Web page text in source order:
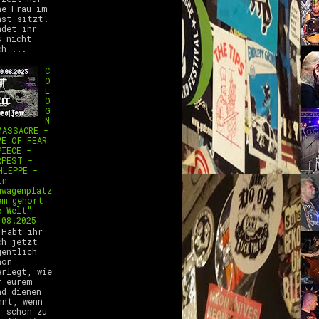
Frau im
sitzt.
ihr
nicht
...
C
O
L
O
G
N
-
OF FEAR
-
-
-
gehört
Welt"
ihr
jetzt
wie
eurem
dienen
wenn
schon zu